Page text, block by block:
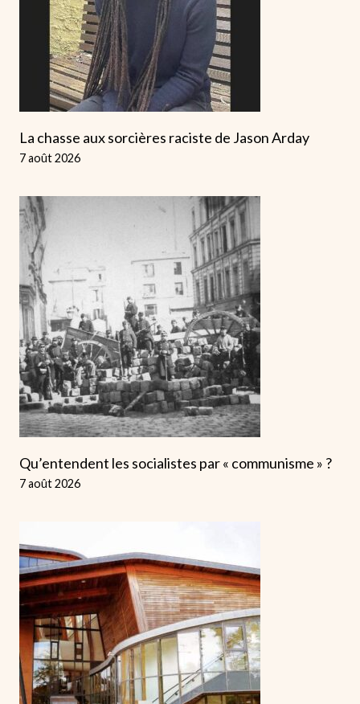
La chasse aux sorcières raciste de Jason Arday
7 août 2026
Qu’entendent les socialistes par « communisme » ?
7 août 2026